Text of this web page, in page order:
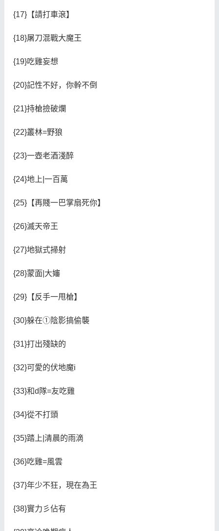
{17}【請打車滾】
{18}屠刀混戰大魔王
{19}吃雞妄想
{20}記性不好，你幹不倒
{21}持槍撿破爛
{22}叢林=野狼
{23}一壺老酒淺醉
{24}地上|一百萬
{25}【再賤一巴掌扇死你】
{26}滅天帝王
{27}地獄式掃射
{28}蒙面|大嬸
{29}【反手一甩槍】
{30}躲在①陰影搞偷襲
{31}打出殘缺的
{32}可愛的伏地魔i
{33}和d隊=友吃雞
{34}從不打頭
{35}踏上|清晨的雨滴
{36}吃雞=風雲
{37}年少不狂，現在為王
{38}實力彡佔有